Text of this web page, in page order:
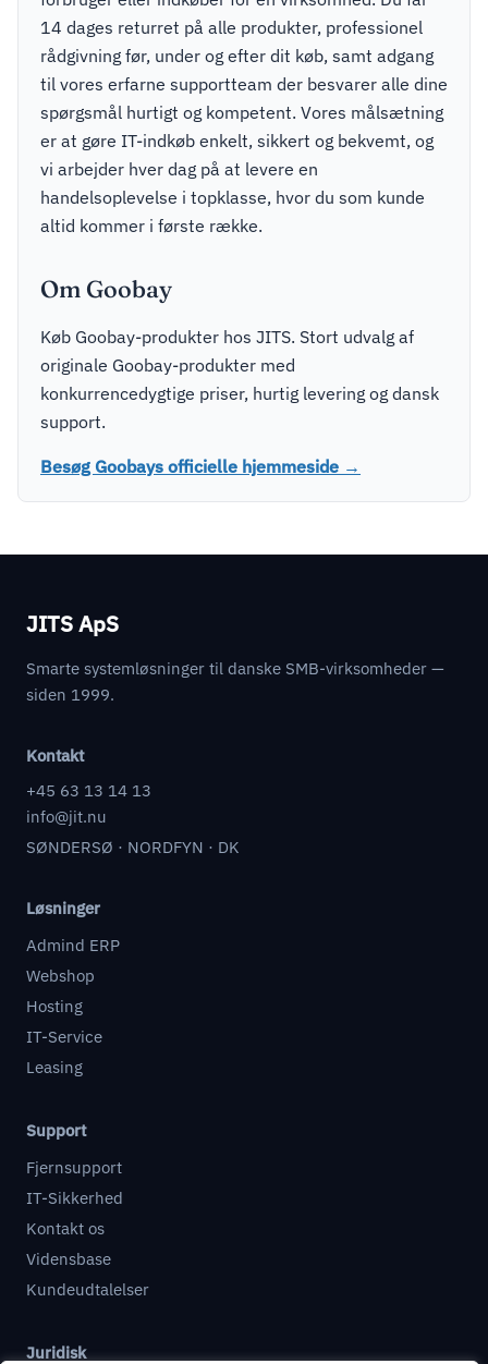
14 dages returret på alle produkter, professionel
rådgivning før, under og efter dit køb, samt adgang
til vores erfarne supportteam der besvarer alle dine
spørgsmål hurtigt og kompetent. Vores målsætning
er at gøre IT-indkøb enkelt, sikkert og bekvemt, og
vi arbejder hver dag på at levere en
handelsoplevelse i topklasse, hvor du som kunde
altid kommer i første række.
Om Goobay
Køb Goobay-produkter hos JITS. Stort udvalg af
originale Goobay-produkter med
konkurrencedygtige priser, hurtig levering og dansk
support.
Besøg Goobays officielle hjemmeside →
JITS ApS
Smarte systemløsninger til danske SMB-virksomheder —
siden 1999.
Kontakt
+45 63 13 14 13
info@jit.nu
SØNDERSØ · NORDFYN · DK
Løsninger
Admind ERP
Webshop
Hosting
IT-Service
Leasing
Support
Fjernsupport
IT-Sikkerhed
Kontakt os
Vidensbase
Kundeudtalelser
Juridisk